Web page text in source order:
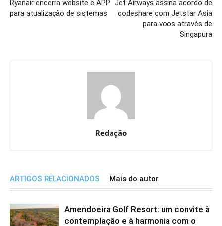
Ryanair encerra website e APP
para atualização de sistemas
Jet Airways assina acordo de
codeshare com Jetstar Asia
para voos através de
Singapura
Redação
ARTIGOS RELACIONADOS Mais do autor
Amendoeira Golf Resort: um convite à
contemplação e à harmonia com o